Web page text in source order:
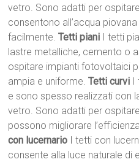
vetro. Sono adatti per
consentono all’acqua
facilmente.Tetti piani I tetti
lastre metalliche, cemento o
ospitare impianti fotovoltaici
ampia e uniforme.Tetti curvi
e sono spesso realizzati con
vetro. Sono adatti per
possono migliorare
con lucernario I tetti con
consente alla luce naturale di